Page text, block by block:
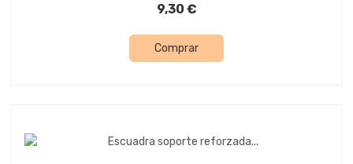
9,30 €
Comprar